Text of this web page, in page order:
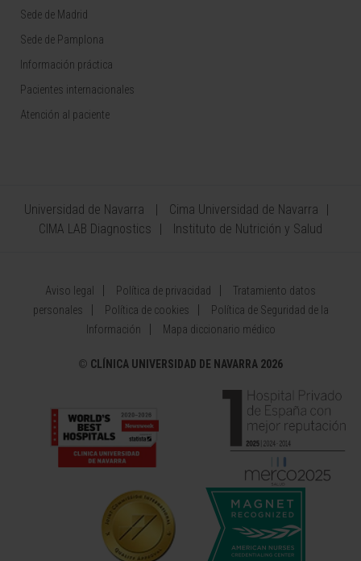
Sede de Madrid
Sede de Pamplona
Información práctica
Pacientes internacionales
Atención al paciente
Universidad de Navarra
Cima Universidad de Navarra
CIMA LAB Diagnostics
Instituto de Nutrición y Salud
Aviso legal Política de privacidad
Tratamiento datos
personales
Política de cookies
Política de Seguridad de la
Información
Mapa diccionario médico
© CLÍNICA UNIVERSIDAD DE NAVARRA 2026